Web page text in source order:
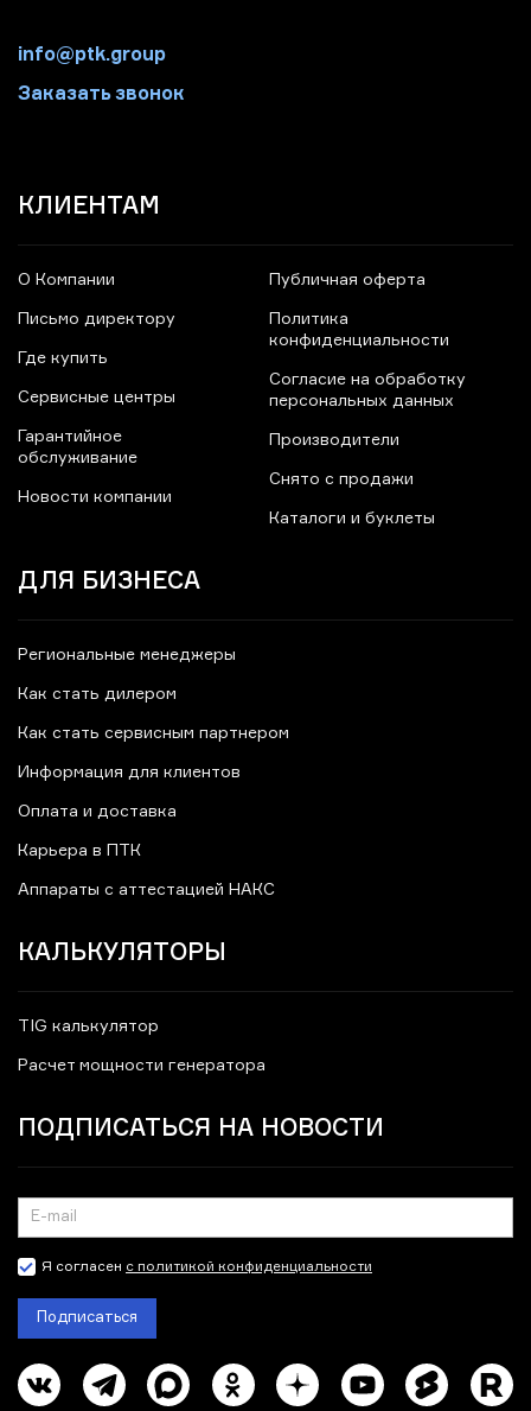
info@ptk.group
Заказать звонок
КЛИЕНТАМ
О Компании
Письмо директору
Где купить
Сервисные центры
Гарантийное
обслуживание
Новости компании
Публичная оферта
Политика
конфиденциальности
Согласие на обработку
персональных данных
Производители
Снято с продажи
Каталоги и буклеты
ДЛЯ БИЗНЕСА
Региональные менеджеры
Как стать дилером
Как стать сервисным партнером
Информация для клиентов
Оплата и доставка
Карьера в ПТК
Аппараты с аттестацией НАКС
КАЛЬКУЛЯТОРЫ
TIG калькулятор
Расчет мощности генератора
ПОДПИСАТЬСЯ НА НОВОСТИ
Я согласен с политикой конфиденциальности
Подписаться